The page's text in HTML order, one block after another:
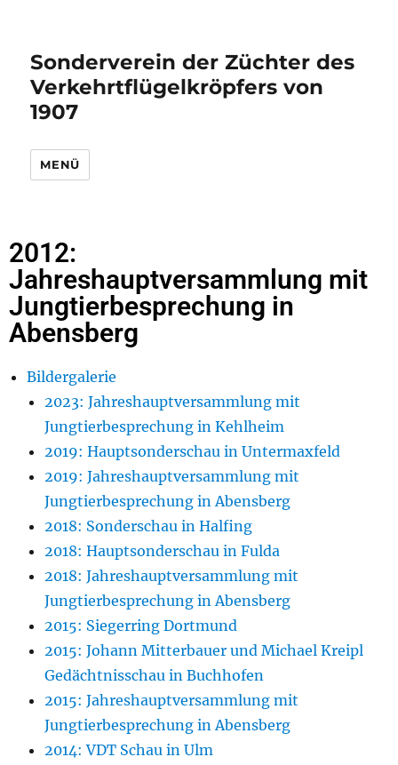
Sonderverein der Züchter des
Verkehrtflügelkröpfers von
1907
MENÜ
2012:
Jahreshauptversammlung mit
Jungtierbesprechung in
Abensberg
Bildergalerie
2023: Jahreshauptversammlung mit
Jungtierbesprechung in Kehlheim
2019: Hauptsonderschau in Untermaxfeld
2019: Jahreshauptversammlung mit
Jungtierbesprechung in Abensberg
2018: Sonderschau in Halfing
2018: Hauptsonderschau in Fulda
2018: Jahreshauptversammlung mit
Jungtierbesprechung in Abensberg
2015: Siegerring Dortmund
2015: Johann Mitterbauer und Michael Kreipl
Gedächtnisschau in Buchhofen
2015: Jahreshauptversammlung mit
Jungtierbesprechung in Abensberg
2014: VDT Schau in Ulm